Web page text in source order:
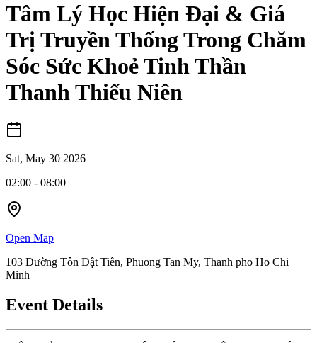
Tâm Lý Học Hiện Đại & Giá
Trị Truyền Thống Trong Chăm
Sóc Sức Khoẻ Tinh Thần
Thanh Thiếu Niên
Sat, May 30 2026
02:00 - 08:00
Open Map
103 Đường Tôn Dật Tiên, Phuong Tan My, Thanh pho Ho Chi
Minh
Event Details